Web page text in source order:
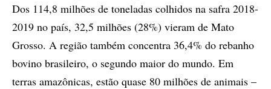
Dos 114,8 milhões de toneladas colhidos na safra 2018-
2019 no país, 32,5 milhões (28%) vieram de Mato
Grosso. A região também concentra 36,4% do rebanho
bovino brasileiro, o segundo maior do mundo. Em
terras amazônicas, estão quase 80 milhões de animais –